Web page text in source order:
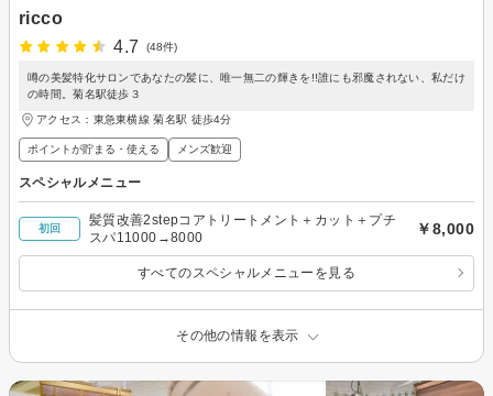
ricco
4.7
(48件)
噂の美髪特化サロンであなたの髪に、唯一無二の輝きを!!誰にも邪魔されない、私だけ
の時間。菊名駅徒歩３
アクセス：東急東横線 菊名駅 徒歩4分
ポイントが貯まる・使える メンズ歓迎
スペシャルメニュー
初回
髪質改善2stepコアトリートメント＋カット＋プチ
スパ11000→8000
￥8,000
すべてのスペシャルメニューを見る
その他の情報を表示